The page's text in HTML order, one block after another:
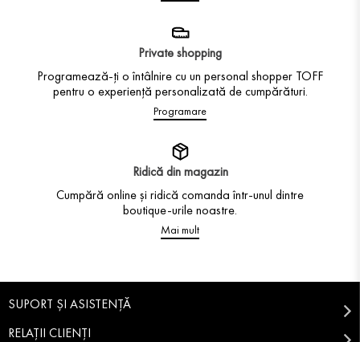
Private shopping
Programează-ți o întâlnire cu un personal shopper TOFF
pentru o experiență personalizată de cumpărături.
Programare
Ridică din magazin
Cumpără online și ridică comanda într-unul dintre
boutique-urile noastre.
Mai mult
SUPORT ȘI ASISTENȚĂ
RELAȚII CLIENȚI